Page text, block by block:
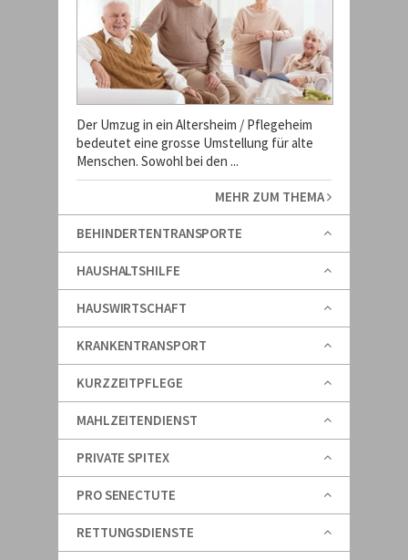
Der Umzug in ein Altersheim / Pflegeheim
bedeutet eine grosse Umstellung für alte
Menschen. Sowohl bei den ...
MEHR ZUM THEMA
BEHINDERTENTRANSPORTE
HAUSHALTSHILFE
HAUSWIRTSCHAFT
KRANKENTRANSPORT
KURZZEITPFLEGE
MAHLZEITENDIENST
PRIVATE SPITEX
PRO SENECTUTE
RETTUNGSDIENSTE